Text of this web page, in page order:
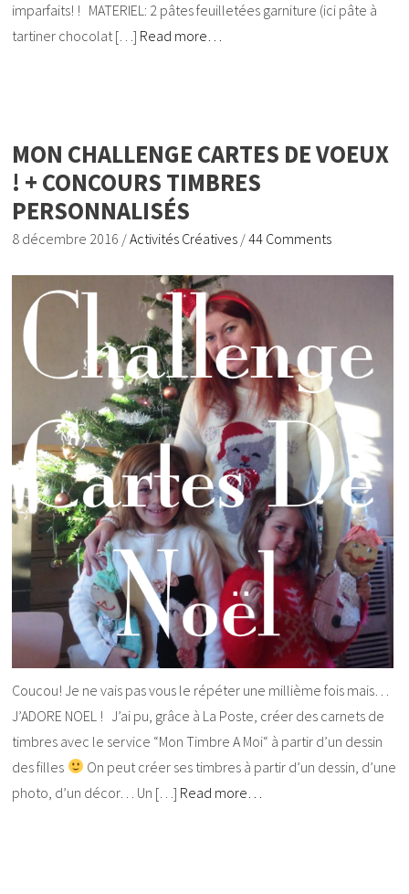
imparfaits! ! MATERIEL: 2 pâtes feuilletées garniture (ici pâte à
tartiner chocolat […] Read more…
MON CHALLENGE CARTES DE VOEUX
! + CONCOURS TIMBRES
PERSONNALISÉS
8 décembre 2016 /Activités Créatives /44 Comments
Coucou! Je ne vais pas vous le répéter une millième fois mais…
J’ADORE NOEL ! J’ai pu, grâce à La Poste, créer des carnets de
timbres avec le service “Mon Timbre A Moi“ à partir d’un dessin
des filles
On peut créer ses timbres à partir d’un dessin, d’une
photo, d’un décor… Un […] Read more…